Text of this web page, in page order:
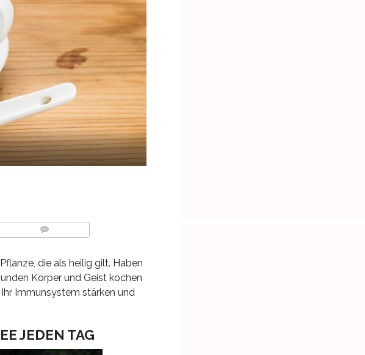
die als heilig gilt. Haben
Körper und Geist kochen
Immunsystem stärken und
JEDEN TAG